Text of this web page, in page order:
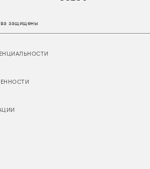
защищены